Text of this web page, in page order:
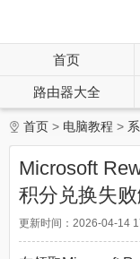
首页
路由器大全
首页 电脑教程
Microsoft
积分兑换失
更新时间：2026-04-14